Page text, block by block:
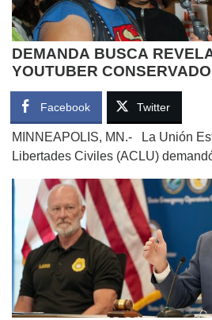
DEMANDA BUSCA
YOUTUBER
DE AYUDAS SOCIALES DE
Facebook Twitter
MINNEAPOLIS, MN.- La Unión
Libertades Civiles (ACLU)